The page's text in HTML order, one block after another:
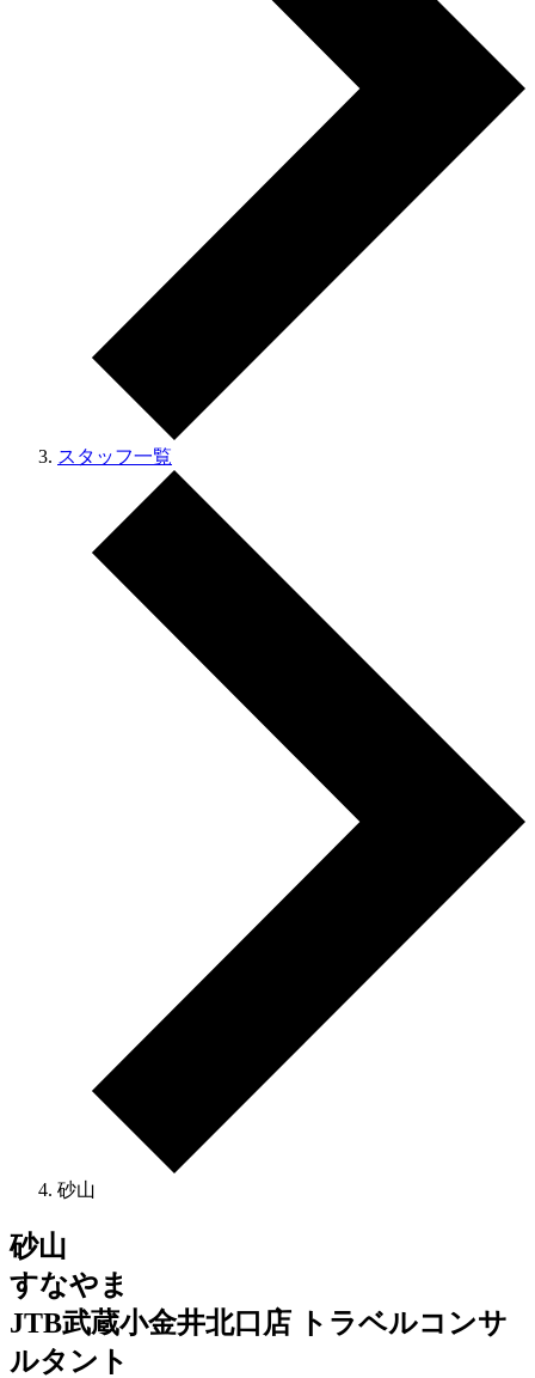
スタッフ一覧
砂山
砂山
すなやま
JTB武蔵小金井北口店 トラベルコンサ
ルタント